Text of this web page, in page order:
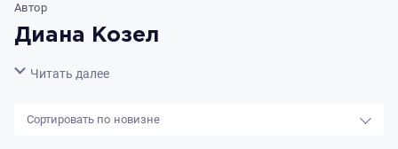
Автор
Диана Козел
Свернуть
Читать далее
новизне